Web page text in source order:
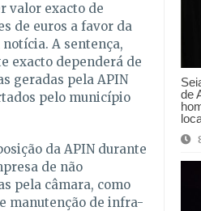
de
valor exacto de
de euros a favor da
A sentença,
exacto dependerá de
geradas pela APIN
pelo município
da APIN durante
de não
pela câmara, como
manutenção de infra-